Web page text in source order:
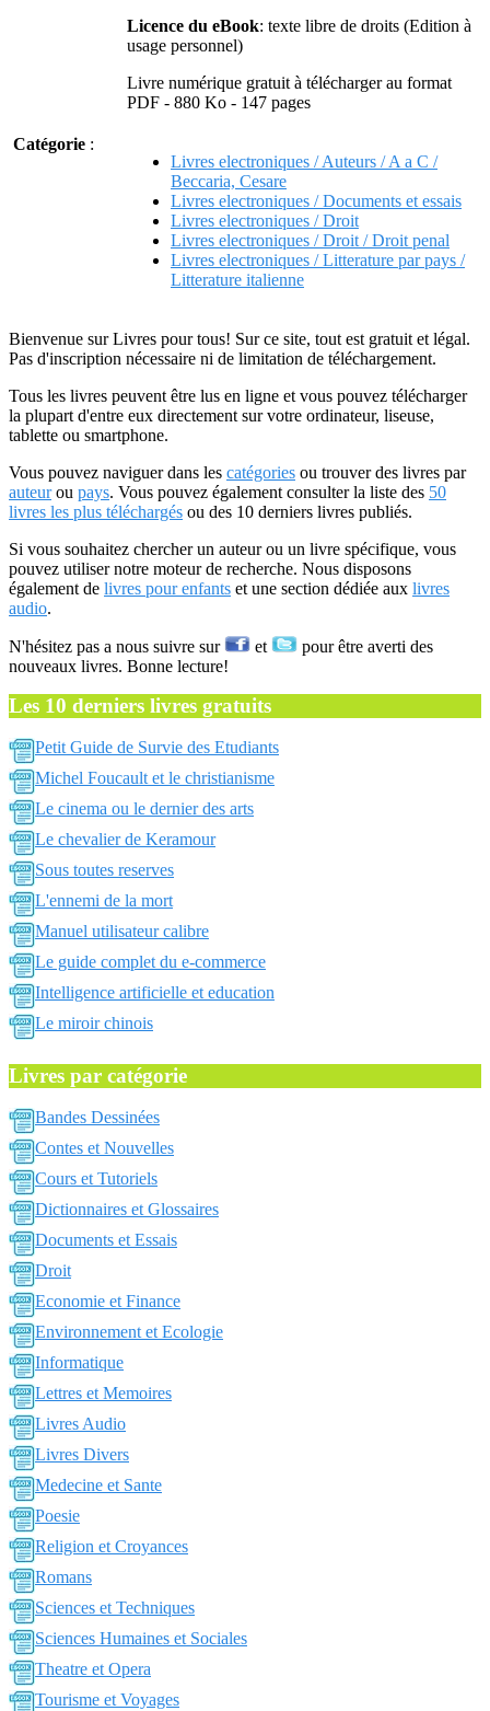
Licence du eBook: texte libre de droits (Edition à
usage personnel)
Livre numérique gratuit à télécharger au format
PDF - 880 Ko - 147 pages
Catégorie :
Livres electroniques / Auteurs / A a C /
Beccaria, Cesare
Livres electroniques / Documents et essais
Livres electroniques / Droit
Livres electroniques / Droit / Droit penal
Livres electroniques / Litterature par pays /
Litterature italienne
Bienvenue sur Livres pour tous! Sur ce site, tout est gratuit et légal.
Pas d'inscription nécessaire ni de limitation de téléchargement.
Tous les livres peuvent être lus en ligne et vous pouvez télécharger
la plupart d'entre eux directement sur votre ordinateur, liseuse,
tablette ou smartphone.
Vous pouvez naviguer dans les catégories ou trouver des livres par
auteurou pays. Vous pouvez également consulter la liste des 50
livres les plus téléchargés ou des 10 derniers livres publiés.
Si vous souhaitez chercher un auteur ou un livre spécifique, vous
pouvez utiliser notre moteur de recherche. Nous disposons
également de livres pour enfants et une section dédiée aux livres
audio.
N'hésitez pas a nous suivre sur et
pour être averti des
nouveaux livres. Bonne lecture!
Les 10 derniers livres gratuits
Petit Guide de Survie des Etudiants
Michel Foucault et le christianisme
Le cinema ou le dernier des arts
Le chevalier de Keramour
Sous toutes reserves
L'ennemi de la mort
Manuel utilisateur calibre
Le guide complet du e-commerce
Intelligence artificielle et education
Le miroir chinois
Livres par catégorie
Bandes Dessinées
Contes et Nouvelles
Cours et Tutoriels
Dictionnaires et Glossaires
Documents et Essais
Droit
Economie et Finance
Environnement et Ecologie
Informatique
Lettres et Memoires
Livres Audio
Livres Divers
Medecine et Sante
Poesie
Religion et Croyances
Romans
Sciences et Techniques
Sciences Humaines et Sociales
Theatre et Opera
Tourisme et Voyages